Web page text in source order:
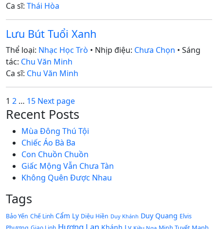
Ca sĩ: Thái Hòa
Lưu Bút Tuổi Xanh
Thể loại: Nhạc Học Trò • Nhịp điệu: Chưa Chọn • Sáng
tác: Chu Văn Minh
Ca sĩ: Chu Văn Minh
Posts
pagination
Page
1 Page
2 … Page
15 Next page
Recent Posts
Mùa Đông Thú Tội
Chiếc Áo Bà Ba
Con Chuồn Chuồn
Giấc Mộng Vẫn Chưa Tàn
Không Quên Được Nhau
Tags
Bảo Yến Chế Linh Cẩm Ly Diệu Hiền Duy Khánh Duy Quang Elvis